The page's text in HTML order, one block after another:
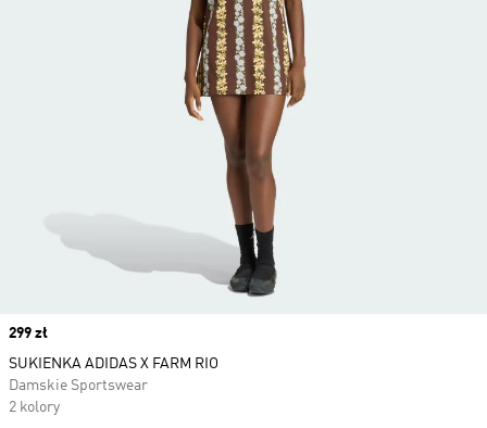
Price
299 zł
SUKIENKA ADIDAS X FARM RIO
Damskie Sportswear
2 kolory